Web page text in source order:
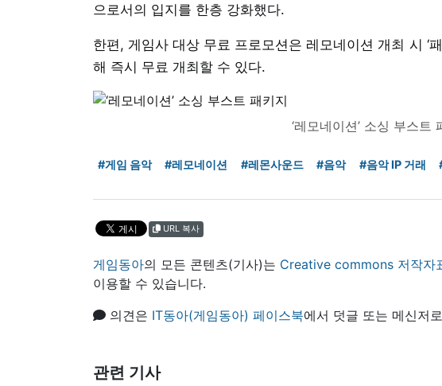
으로서의 입지를 한층 강화했다.
한편, 게임사 대상 무료 프로모션은 레모네이션 개최 시 ‘
해 즉시 무료 개최할 수 있다.
‘레모네이션’ 소싱 부스트
#게임 음악 #레모네이션 #레몬사운드 #음악 #음악 IP 거래
URL 복사
게임동아의 모든 콘텐츠(기사)는 Creative commons 저작자
이용할 수 있습니다.
의견은 IT동아(게임동아) 페이스북에서 덧글 또는 메신저
관련 기사